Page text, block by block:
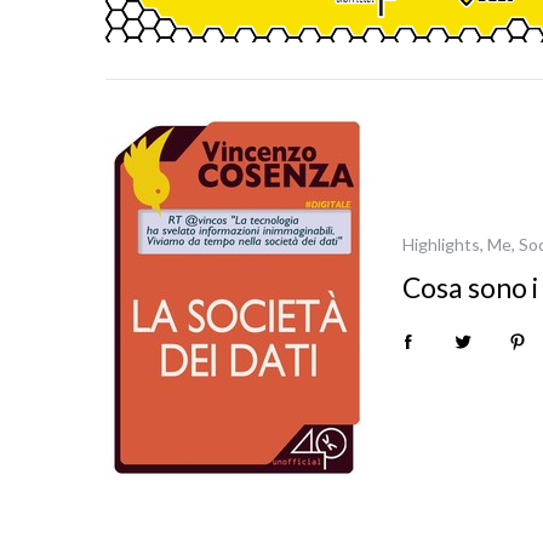
Highlights, Me,
Cosa sono
r